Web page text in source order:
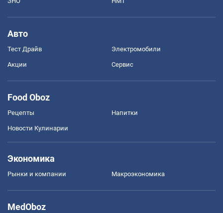
Авто
Тест Драйв Электромобили
Акции Сервис
Food Oboz
Рецепты Напитки
Новости Кулинарии
Экономика
Рынки и компании Mакроэкономика
MedOboz